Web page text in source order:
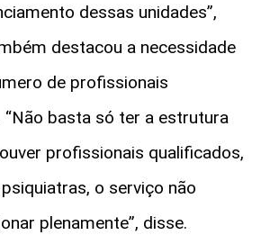
dessas unidades”,
destacou a necessidade
de profissionais
“Não basta só ter a estrutura
profissionais qualificados,
o serviço não
plenamente”, disse.